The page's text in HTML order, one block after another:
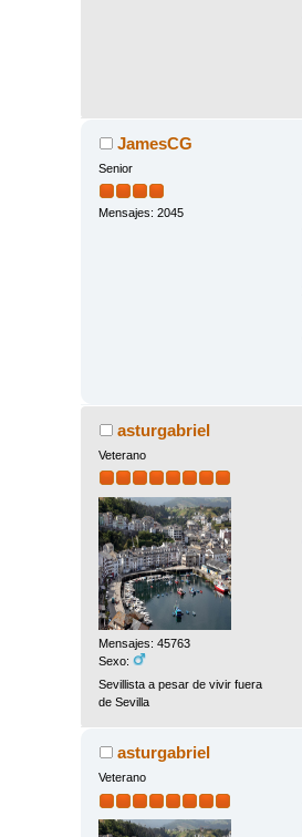
JamesCG
Senior
Mensajes: 2045
asturgabriel
Veterano
Mensajes: 45763
Sexo:
Sevillista a pesar de vivir fuera
de Sevilla
asturgabriel
Veterano